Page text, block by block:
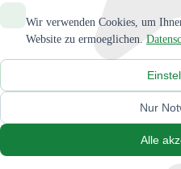
Wir verwenden Cookies, um
Website zu ermoeglichen.
Nur
Alle